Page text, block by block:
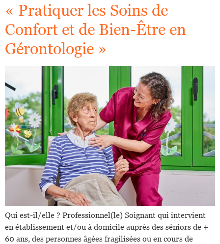
« Pratiquer les Soins de
Confort et de Bien-Être en
Gérontologie »
Qui est-il/elle ? Professionnel(le) Soignant qui intervient
en établissement et/ou à domicile auprès des séniors de +
60 ans, des personnes âgées fragilisées ou en cours de